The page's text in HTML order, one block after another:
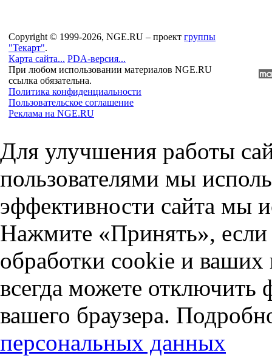
Copyright © 1999-2026, NGE.RU – проект группы
"Текарт".
Карта сайта... PDA-версия...
При любом использовании материалов NGE.RU
ссылка обязательна.
Политика конфиденциальности
Пользовательское соглашение
Реклама на NGE.RU
Для улучшения работы
пользователями мы
эффективности сайта мы
Нажмите «Принять», если
обработки cookie и
всегда можете отключить
вашего браузера.
персональных данных